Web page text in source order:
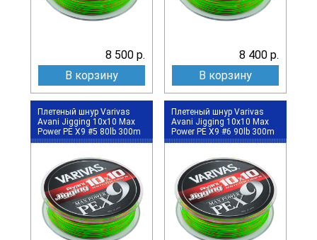
8 500 р.
В корзину
8 400 р.
В корзину
Плетеный шнур Varivas
Avani Jigging 10x10 Max
Power PE X9 #5 80lb 300m
Плетеный шнур Varivas
Avani Jigging 10x10 Max
Power PE X9 #6 90lb 300m